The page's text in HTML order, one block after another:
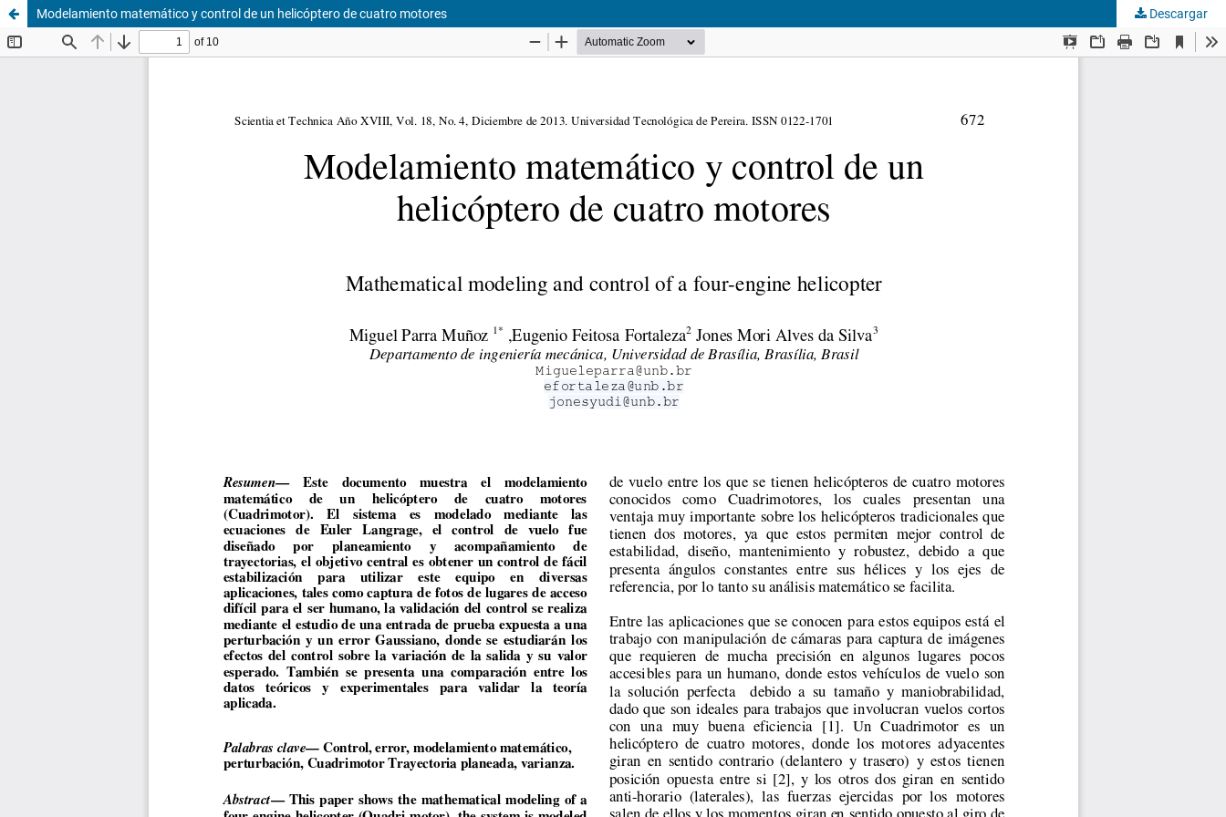
Modelamiento matemático y control de un helicóptero de cuatro motores Descargar